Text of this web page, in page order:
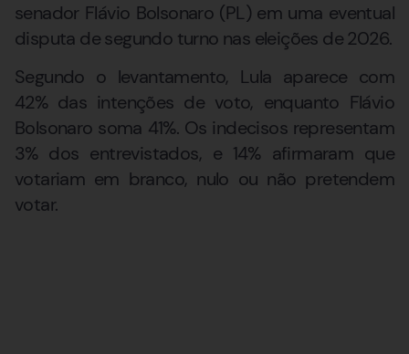
senador Flávio Bolsonaro (PL) em uma eventual
disputa de segundo turno nas eleições de 2026.
Segundo o levantamento, Lula aparece com
42% das intenções de voto, enquanto Flávio
Bolsonaro soma 41%. Os indecisos representam
3% dos entrevistados, e 14% afirmaram que
votariam em branco, nulo ou não pretendem
votar.